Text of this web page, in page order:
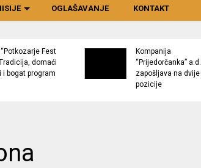
OGLAŠAVANJE KONTAKT
Fest
domaći
i bogat program
Kompanija
“Prijedorčanka” a.d.
zapošljava na dvije
pozicije